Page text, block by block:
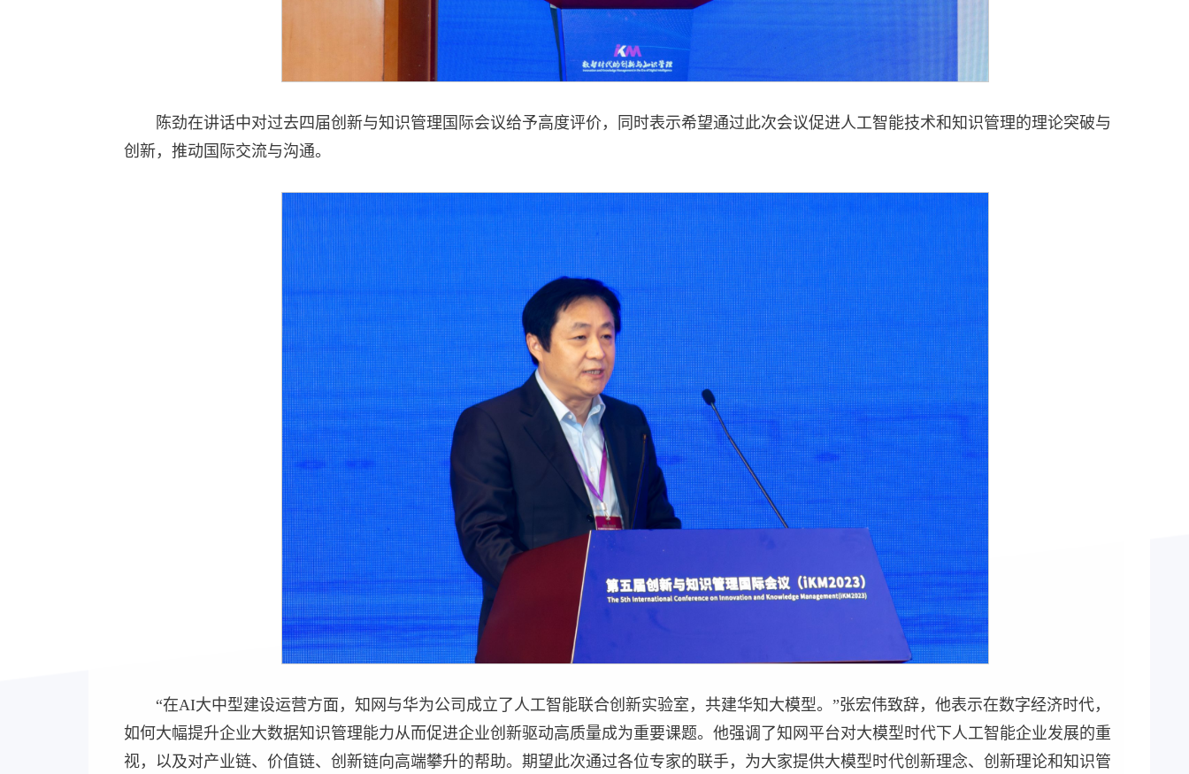
陈劲在讲话中对过去四届创新与知识管理国际会议给予高度评价，同时表示希望通过此次会议促进人工智能技术和知识管理的理论突破与
创新，推动国际交流与沟通。
“在AI大中型建设运营方面，知网与华为公司成立了人工智能联合创新实验室，共建华知大模型。”张宏伟致辞，他表示在数字经济时代，
如何大幅提升企业大数据知识管理能力从而促进企业创新驱动高质量成为重要课题。他强调了知网平台对大模型时代下人工智能企业发展的重
视，以及对产业链、价值链、创新链向高端攀升的帮助。期望此次通过各位专家的联手，为大家提供大模型时代创新理念、创新理论和知识管